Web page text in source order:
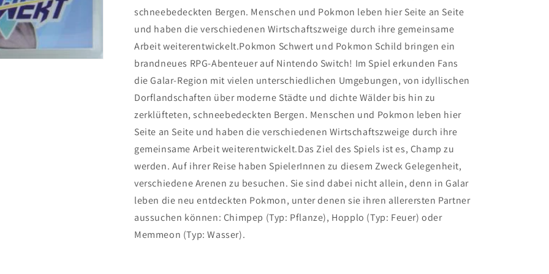
schneebedeckten Bergen. Menschen und Pokmon leben hier Seite an Seite
und haben die verschiedenen Wirtschaftszweige durch ihre gemeinsame
Arbeit weiterentwickelt.Pokmon Schwert und Pokmon Schild bringen ein
brandneues RPG-Abenteuer auf Nintendo Switch! Im Spiel erkunden Fans
die Galar-Region mit vielen unterschiedlichen Umgebungen, von idyllischen
Dorflandschaften über moderne Städte und dichte Wälder bis hin zu
zerklüfteten, schneebedeckten Bergen. Menschen und Pokmon leben hier
Seite an Seite und haben die verschiedenen Wirtschaftszweige durch ihre
gemeinsame Arbeit weiterentwickelt.Das Ziel des Spiels ist es, Champ zu
werden. Auf ihrer Reise haben SpielerInnen zu diesem Zweck Gelegenheit,
verschiedene Arenen zu besuchen. Sie sind dabei nicht allein, denn in Galar
leben die neu entdeckten Pokmon, unter denen sie ihren allerersten Partner
aussuchen können: Chimpep (Typ: Pflanze), Hopplo (Typ: Feuer) oder
Memmeon (Typ: Wasser).